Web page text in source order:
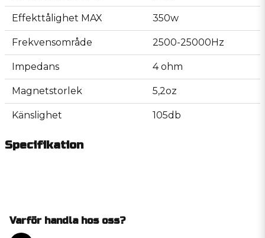
Effekttålighet MAX 350w
Frekvensområde 2500-25000Hz
Impedans 4 ohm
Magnetstorlek 5,2oz
Känslighet 105db
Specifikation
Varför handla hos oss?